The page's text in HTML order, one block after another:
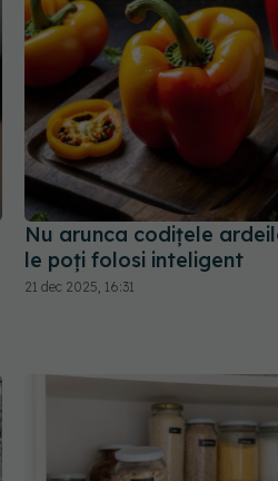
Nu arunca codițele
le poți folosi inteligent
21 dec 2025, 16:31